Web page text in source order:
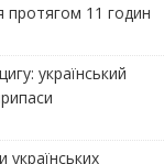
протягом 11 годин
український
українських